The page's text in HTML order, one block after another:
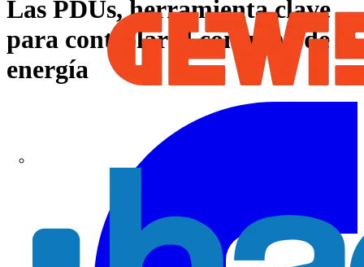
Las PDUs, herramienta clave
para controlar el consumo de
energía